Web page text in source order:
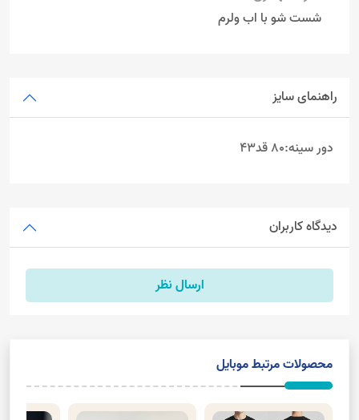
شست شو با اب ولرم
راهنمای سایز
دور سینه:80 قد43
دیدگاه کاربران
ارسال نظر
محصولات مرتبط موبایل